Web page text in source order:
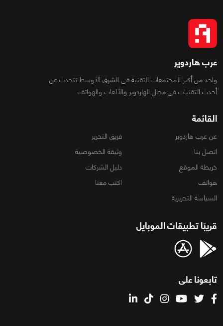
عرب هاردوير
واحد من أكبر المجتمعات التقنية فى الشرق الأوسط تتحدث عن
أحدث التقنيات فى مجال الهاردوير والألعاب والهواتف
القائمة
عن عرب هاردوير
فريق التحرير
اتصل بنا
وثيقة الخصوصية
خريطة الموقع
دليل الشركات
هواتف
اكتب معنا
السياسة التحريرية
قريبًا تطبيقات الموبايل
تابعونا على